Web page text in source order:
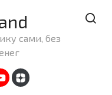
сами, без